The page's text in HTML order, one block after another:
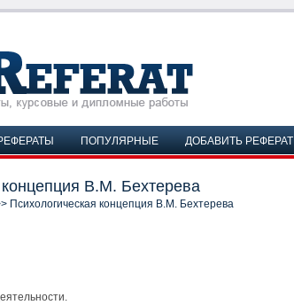
ПОПУЛЯРНЫЕ ДОБАВИТЬ РЕФЕРАТ
концепция В.М. Бехтерева
Психологическая концепция В.М. Бехтерева